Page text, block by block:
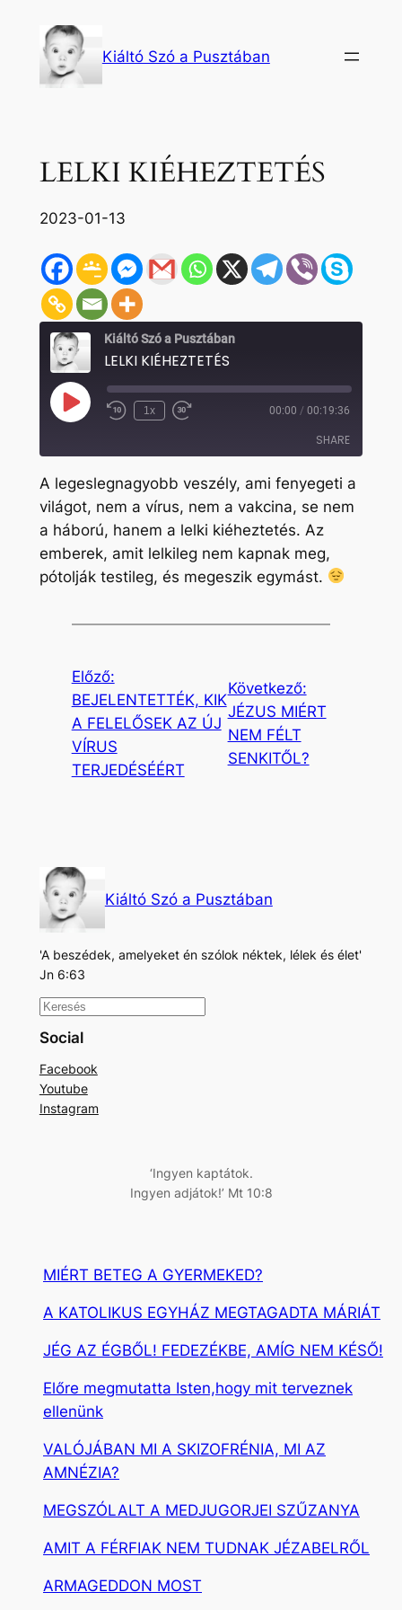
tartalomhoz
Kiáltó Szó a Pusztában
LELKI KIÉHEZTETÉS
2023-01-13
Kiáltó Szó a Pusztában
LELKI KIÉHEZTETÉS
Play
Episode Rewind
1x
Fast
seconds
00:00 / 00:19:36
SHARE
SHARE
LINK
EMBED
A legeslegnagyobb veszély, ami fenyegeti a
világot, nem a vírus, nem a vakcina, se nem
a háború, hanem a lelki kiéheztetés. Az
emberek, amit lelkileg nem kapnak meg,
pótolják testileg, és megeszik egymást.
Előző:
BEJELENTETTÉK, KIK
A FELELŐSEK AZ ÚJ
VÍRUS
TERJEDÉSÉÉRT
Következő:
JÉZUS MIÉRT
NEM FÉLT
SENKITŐL?
Kiáltó Szó a Pusztában
'A beszédek, amelyeket én szólok néktek, lélek és élet'
Jn 6:63
K
e
e
s
Social
Facebook
Youtube
Instagram
‘Ingyen kaptátok.
Ingyen adjátok!’ Mt 10:8
MIÉRT BETEG A GYERMEKED?
A KATOLIKUS EGYHÁZ MEGTAGADTA MÁRIÁT
JÉG AZ ÉGBŐL! FEDEZÉKBE, AMÍG NEM KÉSŐ!
Előre megmutatta Isten,hogy mit terveznek
ellenünk
VALÓJÁBAN MI A SKIZOFRÉNIA, MI AZ
AMNÉZIA?
MEGSZÓLALT A MEDJUGORJEI SZŰZANYA
AMIT A FÉRFIAK NEM TUDNAK JÉZABELRŐL
ARMAGEDDON MOST